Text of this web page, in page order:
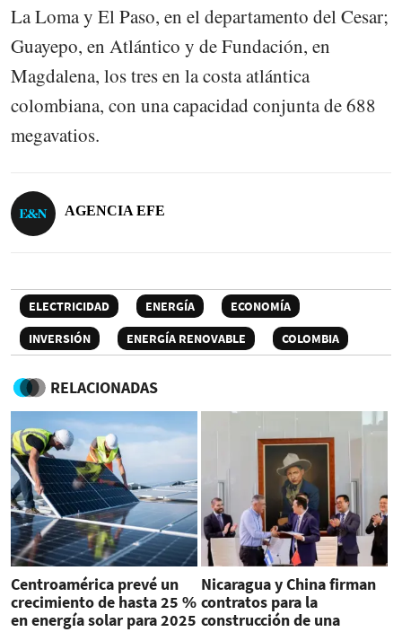
La Loma y El Paso, en el departamento del Cesar;
Guayepo, en Atlántico y de Fundación, en
Magdalena, los tres en la costa atlántica
colombiana, con una capacidad conjunta de 688
megavatios.
AGENCIA EFE
ELECTRICIDAD ENERGÍA
ECONOMÍA
INVERSIÓN
ENERGÍA RENOVABLE COLOMBIA
RELACIONADAS
Centroamérica prevé un
crecimiento de hasta 25 %
en energía solar para 2025
Nicaragua y China firman
contratos para la
construcción de una